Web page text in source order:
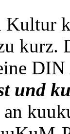
Kultur
kurz.
und